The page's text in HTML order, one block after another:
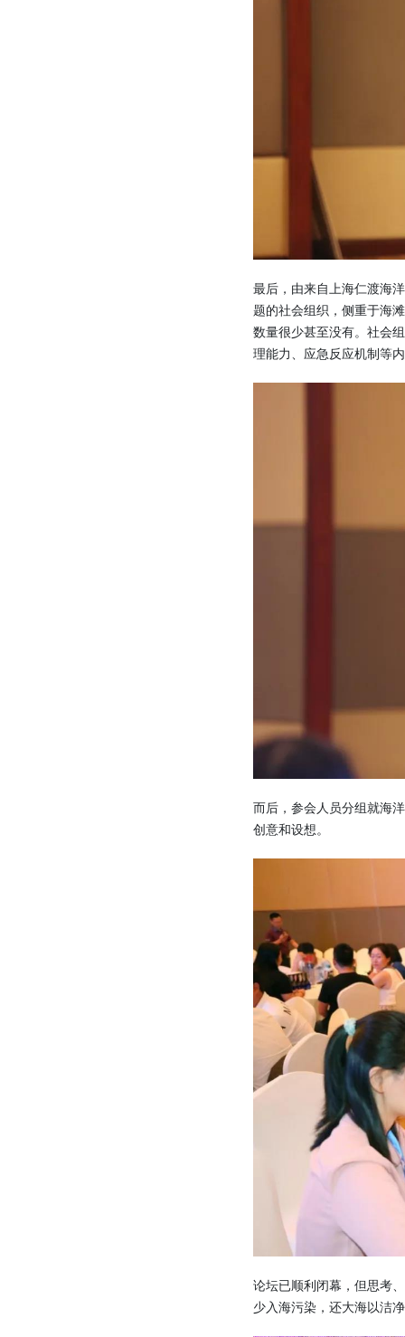
最后，由来自上海仁渡海
题的社会组织，侧重于海
数量很少甚至没有。社会
理能力、应急反应机制等
而后，参会人员分组就海
创意和设想。
论坛已顺利闭幕，但思考
少入海污染，还大海以洁